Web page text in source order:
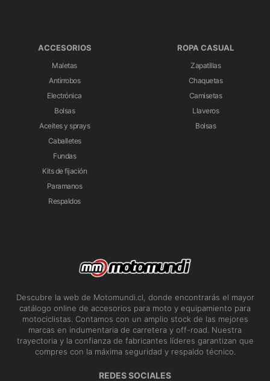
ACCESORIOS
Maletas
Antirrobos
Electrónica
Bolsas
Aceites y sprays
Caballetes
Fundas
Kits de fijación
Paramanos
Respaldos
ROPA CASUAL
Zapatillas
Chaquetas
Camisetas
Llaveros
Bolsas
Descubre la web de Motomundi.cl, donde encontrarás el mayor
catálogo online de accesorios para moto y equipamiento para
motociclistas. Contamos con un amplio stock de las mejores
marcas en indumentaria de carretera y off-road. Nuestra
trayectoria y la confianza de fabricantes líderes garantizan que
compres con la máxima seguridad y respaldo técnico.
REDES SOCIALES